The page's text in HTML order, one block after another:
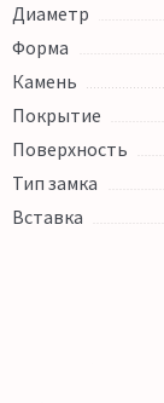
Диаметр
Форма
Камень
Покрытие
Поверхность
Тип замка
Вставка